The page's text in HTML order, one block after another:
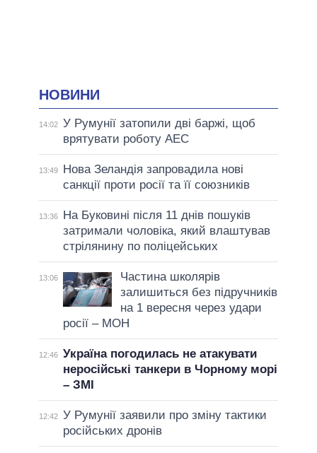
НОВИНИ
14:02 У Румунії затопили дві баржі, щоб
врятувати роботу АЕС
13:49
Нова Зеландія запровадила нові
санкції проти росії та її союзників
13:36
На Буковині після 11 днів пошуків
затримали чоловіка, який влаштував
стрілянину по поліцейських
13:06
Частина школярів
залишиться без підручників
на 1 вересня через удари
росії – МОН
12:46 Україна погодилась не атакувати
неросійські танкери в Чорному морі
– ЗМІ
12:42 У Румунії заявили про зміну тактики
російських дронів